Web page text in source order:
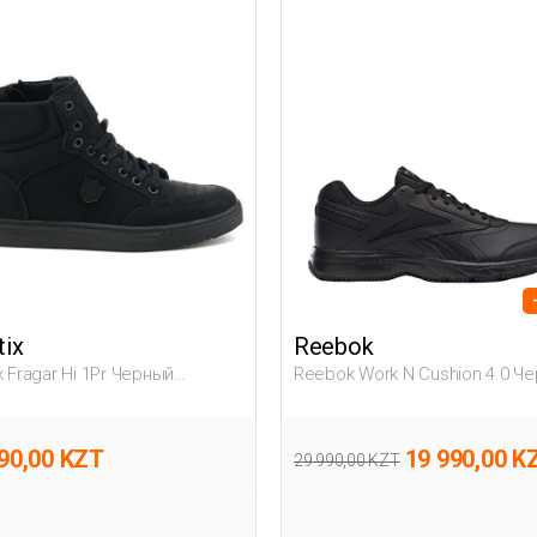
Fragar Hi 1Pr Черный
KZT
Reebok
Reebok Work N Cushion 4.0
29 990,00 KZT 19 990,00